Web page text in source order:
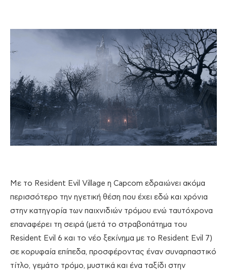
Με το Resident Evil Village η Capcom εδραιώνει ακόμα
περισσότερο την ηγετική θέση που έχει εδώ και χρόνια
στην κατηγορία των παιχνιδιών τρόμου ενώ ταυτόχρονα
επαναφέρει τη σειρά (μετά το στραβοπάτημα του
Resident Evil 6 και το νέο ξεκίνημα με το Resident Evil 7)
σε κορυφαία επίπεδα, προσφέροντας έναν συναρπαστικό
τίτλο, γεμάτο τρόμο, μυστικά και ένα ταξίδι στην